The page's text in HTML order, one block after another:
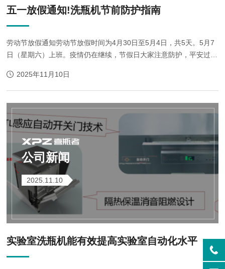
五一放假通知!洗瓶机节前防护指南
劳动节放假通知劳动节放假时间为4月30日至5月4日，共5天。5月7
日（星期六）上班。疫情仍在继续，节假日大家注意防护，平安过
证实验室安全2、门边缘及外围用湿毛巾、...
2025年11月10日
公司新闻
2025.11.10
实验室洗瓶机能有效提高实验室自动化水平